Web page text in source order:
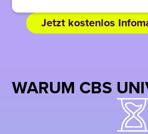
Jetzt kostenlos
WARUM CBS